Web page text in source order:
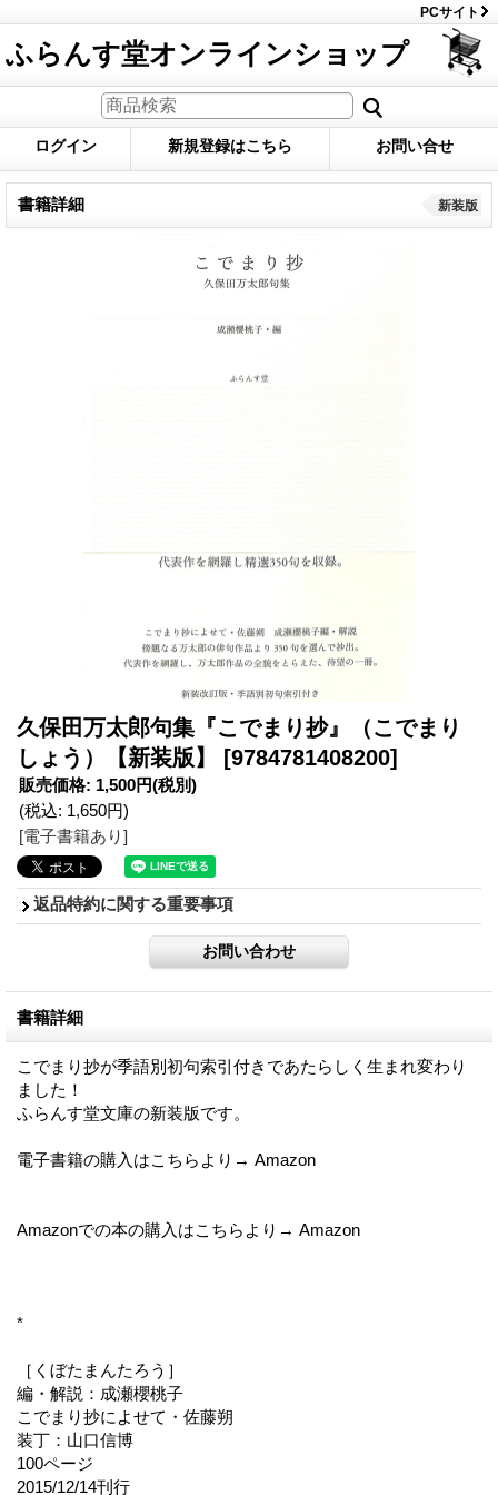
PCサイト
ふらんす堂オンラインショップ
ログイン 新規登録はこちら お問い合せ
書籍詳細 新装版
久保田万太郎句集『こでまり抄』（こでまり
しょう）【新装版】
[9784781408200]
販売価格: 1,500円(税別)
(税込: 1,650円)
[電子書籍あり]
返品特約に関する重要事項
書籍詳細
こでまり抄が季語別初句索引付きであたらしく生まれ変わり
ました！
ふらんす堂文庫の新装版です。
電子書籍の購入はこちらより→ Amazon
Amazonでの本の購入はこちらより→ Amazon
*
［くぼたまんたろう］
編・解説：成瀬櫻桃子
こでまり抄によせて・佐藤朔
装丁：山口信博
100ページ
2015/12/14刊行